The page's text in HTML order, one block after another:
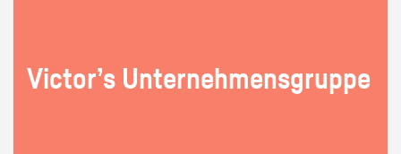
Vic­tor’s Un­ter­neh­mens­grup­pe